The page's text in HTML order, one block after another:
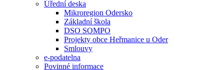
Úřední deska
Mikroregion Odersko
Základní škola
DSO SOMPO
Projekty obce Heřmanice u Oder
Smlouvy
e-podatelna
Povinné informace